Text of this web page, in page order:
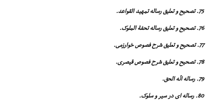
75. تصحیح و تعلیق رساله تمهید القواعد.
76. تصحیح و تعلیق رساله تحفة الملوک.
77. تصحیح و تعلیق شرح فصوص خوارزمى.
78. تصحیح و تعلیق شرح فصوص قیصرى.
79. رساله انّه الحق.
80. رساله اى در سیر و سلوک.